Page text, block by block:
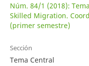
Núm. 84/1 (2018):
Skilled Migration.
(primer semestre)
Sección
Tema Central